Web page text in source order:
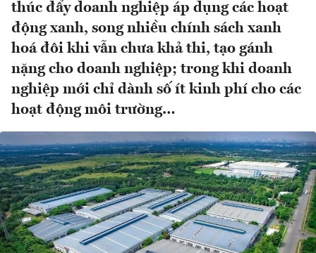
thúc đẩy doanh nghiệp áp dụng các hoạt
động xanh, song nhiều chính sách xanh
hoá đôi khi vẫn chưa khả thi, tạo gánh
nặng cho doanh nghiệp; trong khi doanh
nghiệp mới chỉ dành số ít kinh phí cho các
hoạt động môi trường…